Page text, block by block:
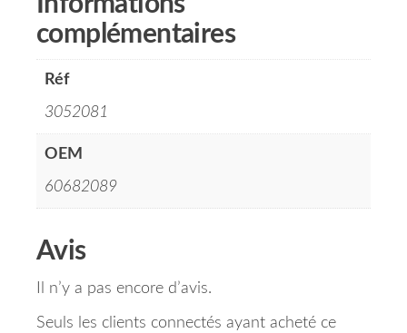
complémentaires
Réf
3052081
OEM
60682089
Avis
Il n’y a pas encore d’avis.
Seuls les clients connectés ayant acheté ce